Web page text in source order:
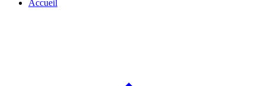
Accueil